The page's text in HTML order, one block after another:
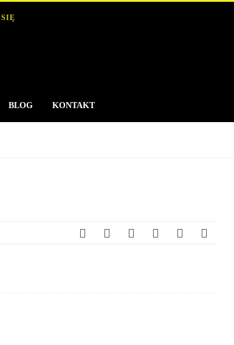
BLOG KONTAKT